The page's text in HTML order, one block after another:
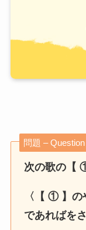
問題 – Question
次の歌の【
〈【 ① 】
であればを